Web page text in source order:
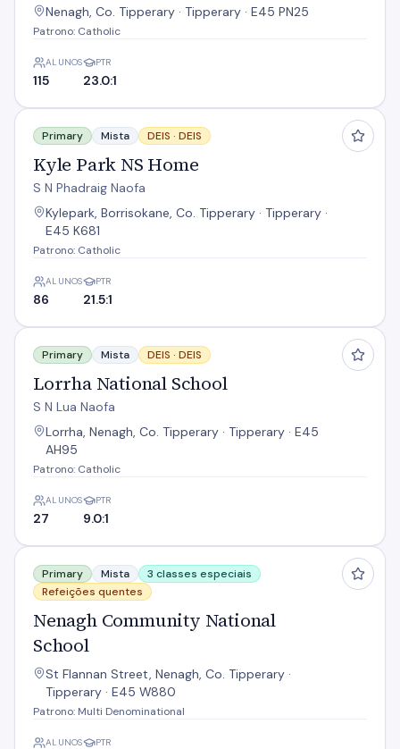
Nenagh, Co. Tipperary · Tipperary · E45 PN25
Patrono: Catholic
ALUNOS
115
PTR
23.0:1
Kyle Park NS Home
Primary Mista DEIS · DEIS
Kyle Park NS Home
S N Phadraig Naofa
Kylepark, Borrisokane, Co. Tipperary · Tipperary ·
E45 K681
Patrono: Catholic
ALUNOS
86
PTR
21.5:1
Lorrha National School
Primary Mista DEIS · DEIS
Lorrha National School
S N Lua Naofa
Lorrha, Nenagh, Co. Tipperary · Tipperary · E45
AH95
Patrono: Catholic
ALUNOS
27
PTR
9.0:1
Nenagh Community National School
Primary Mista
3 classes especiais
Refeições quentes
Nenagh Community National
School
St Flannan Street, Nenagh, Co. Tipperary ·
Tipperary · E45 W880
Patrono: Multi Denominational
ALUNOS PTR